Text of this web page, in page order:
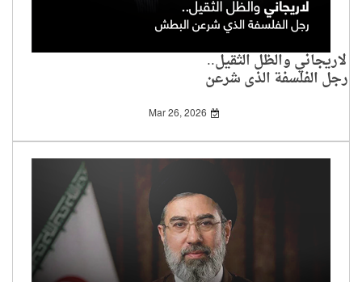
لاريجاني والظل الثقيل..
رجل الفلسفة الذي شرعن
Mar 26, 2026